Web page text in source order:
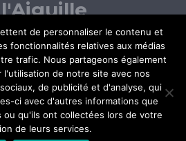
de personnaliser le contenu et
fonctionnalités relatives aux médias
trafic. Nous partageons également
l'utilisation de notre site avec nos
de publicité et d'analyse, qui
ci avec d'autres informations que
ou qu'ils ont collectées lors de votre
de leurs services.